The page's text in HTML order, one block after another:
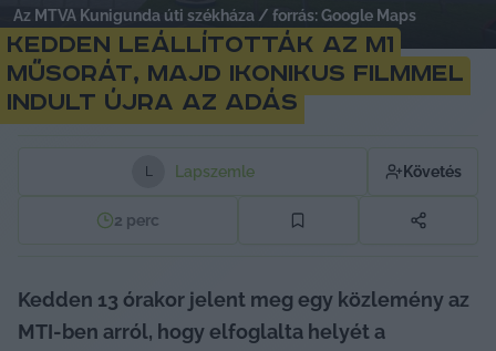
Az MTVA Kunigunda úti székháza / forrás: Google Maps
Kedden leállították az M1
műsorát, majd ikonikus filmmel
indult újra az adás
L Lapszemle Követés
2 perc
Kedden 13 órakor jelent meg egy közlemény az
MTI-ben arról, hogy elfoglalta helyét a